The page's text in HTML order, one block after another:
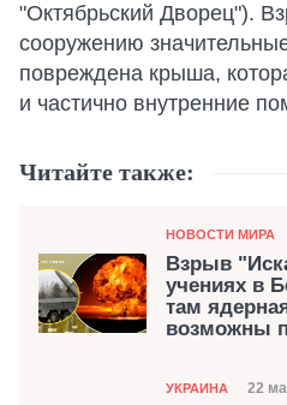
"Октябрьский Дворец").
сооружению
повреждена крыша,
и частично внутренние
Читайте также:
Категория
НОВОСТИ МИРА
Взрыв
учениях в
там
возможны
Категория
УКРАИНА 22